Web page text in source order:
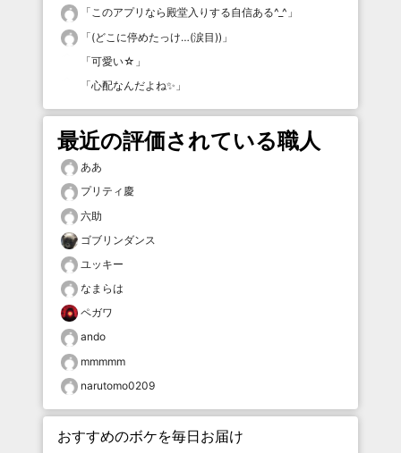
「このアプリなら殿堂入りする自信ある^_^ 」
「(どこに停めたっけ…(涙目)) 」
「可愛い☆ 」
「心配なんだよね✨ 」
最近の評価されている職人
ああ
プリティ慶
六助
ゴブリンダンス
ユッキー
なまらは
ペガワ
ando
mmmmm
narutomo0209
おすすめのボケを毎日お届け